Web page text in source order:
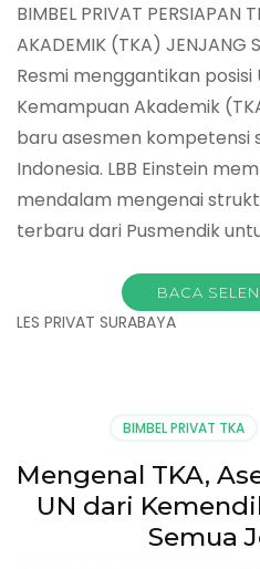
BIMBEL PRIVAT PERSIAPAN
AKADEMIK (TKA) JENJANG
Resmi menggantikan posisi
Kemampuan Akademik
baru asesmen kompetensi
Indonesia. LBB Einstein
mendalam mengenai
terbaru dari Pusmendik
BACA
LES PRIVAT SURABAYA
BIMBEL PRIVAT TKA
Mengenal TKA,
UN dari
Semua